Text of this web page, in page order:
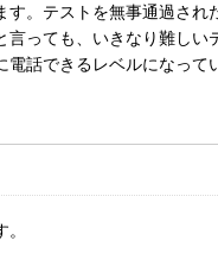
。テストを無事通過され
っても、いきなり難しい
話できるレベルになって